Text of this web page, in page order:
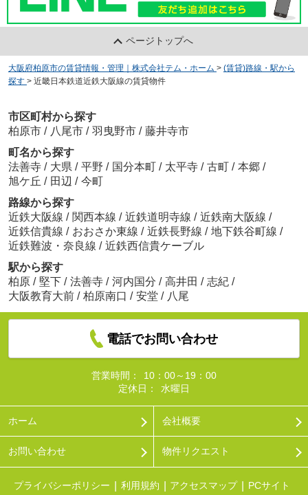
ページトップへ
大阪府柏原市の賃貸情報・管理｜株式会社テム・ホーム > (賃貸)路線・駅から
探す > 近畿日本鉄道近鉄大阪線の賃貸物件
市区町村から探す
柏原市 / 八尾市 / 羽曳野市 / 藤井寺市
町名から探す
法善寺 / 大県 / 平野 / 国分本町 / 太平寺 / 古町 / 本郷 /
旭ケ丘 / 田辺 / 今町
路線から探す
近鉄大阪線 / 関西本線 / 近鉄道明寺線 / 近鉄南大阪線 /
近鉄信貴線 / おおさか東線 / 近鉄長野線 / 地下鉄谷町線 /
近鉄難波・奈良線 / 近鉄西信貴ケーブル
駅から探す
柏原 / 堅下 / 法善寺 / 河内国分 / 高井田 / 志紀 /
大阪教育大前 / 柏原南口 / 安堂 / 八尾
電話でお問い合わせ
営業時間：
10：00～19：00
定休日：
水曜日
ホーム 会社概要
お問い合わせ 物件リクエスト
プライバシーポリシー 利用規約 アクセスマップ PCサイト